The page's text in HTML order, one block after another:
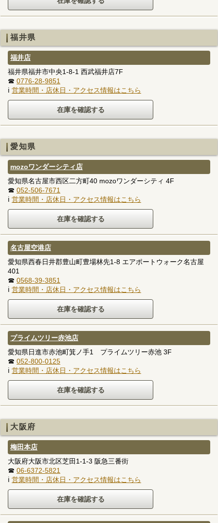
福井県
福井店
福井県福井市中央1-8-1 西武福井店7F
☎ 0776-28-9851
ℹ 営業時間・店休日・アクセス情報はこちら
愛知県
mozoワンダーシティ店
愛知県名古屋市西区二方町40 mozoワンダーシティ 4F
☎ 052-506-7671
ℹ 営業時間・店休日・アクセス情報はこちら
名古屋空港店
愛知県西春日井郡豊山町豊場林先1-8 エアポートウォーク名古屋
401
☎ 0568-39-3851
ℹ 営業時間・店休日・アクセス情報はこちら
プライムツリー赤池店
愛知県日進市赤池町箕ノ手1 プライムツリー赤池 3F
☎ 052-800-0125
ℹ 営業時間・店休日・アクセス情報はこちら
大阪府
梅田本店
大阪府大阪市北区芝田1-1-3 阪急三番街
☎ 06-6372-5821
ℹ 営業時間・店休日・アクセス情報はこちら